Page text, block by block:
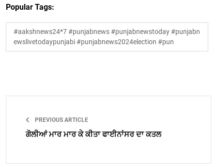
Popular Tags:
#aakshnews24*7 #punjabnews #punjabnewstoday #punjabn
ewslivetodaypunjabi #punjabnews2024election #pun
PREVIOUS ARTICLE
ਗੋਲੀਆਂ ਮਾਰ ਮਾਰ ਕੇ ਕੀਤਾ ਫਾਈਨਾਂਸਰ ਦਾ ਕਤਲ